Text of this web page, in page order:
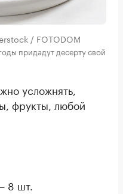
/ FOTODOM
придадут десерту свой
усложнять,
фрукты, любой
8 шт.